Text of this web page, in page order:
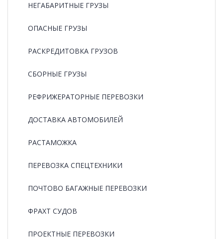
НЕГАБАРИТНЫЕ ГРУЗЫ
ОПАСНЫЕ ГРУЗЫ
РАCКРЕДИТОВКА ГРУЗОВ
СБОРНЫЕ ГРУЗЫ
РЕФРИЖЕРАТОРНЫЕ ПЕРЕВОЗКИ
ДОСТАВКА АВТОМОБИЛЕЙ
РАСТАМОЖКА
ПЕРЕВОЗКА СПЕЦТЕХНИКИ
ПОЧТОВО БАГАЖНЫЕ ПЕРЕВОЗКИ
ФРАХТ СУДОВ
ПРОЕКТНЫЕ ПЕРЕВОЗКИ